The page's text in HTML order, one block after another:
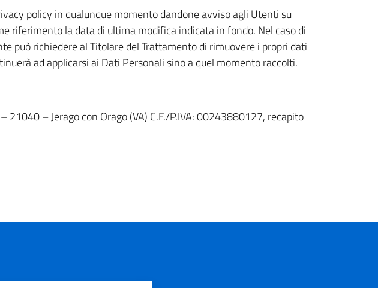
policy in qualunque momento dandone avviso agli Utenti su
riferimento la data di ultima modifica indicata in fondo. Nel caso di
può richiedere al Titolare del Trattamento di rimuovere i propri dati
ad applicarsi ai Dati Personali sino a quel momento raccolti.
– Jerago con Orago (VA) C.F./P.IVA: 00243880127, recapito